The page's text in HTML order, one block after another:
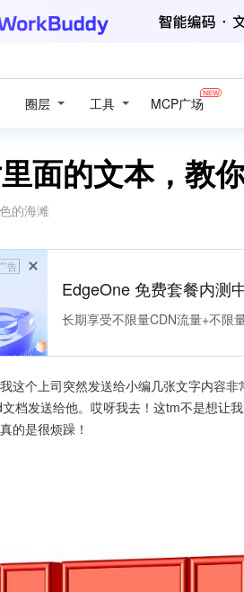
圈层 工具 MCP广场
面的文本，教
的海滩
告
EdgeOne 免费套餐内测
长期享受不限量CDN流量+不限
这个上司突然发送给小编几张文字内容
档发送给他。哎呀我去！这tm不是想让
的是很烦躁！